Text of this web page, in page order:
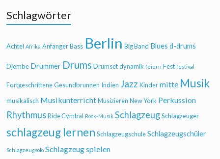
Schlagwörter
Achtel Afrika Anfänger Bass Berlin Big Band Blues d-drums
Djembe Drummer Drums Drumset dynamik feiern Fest festival
Fortgeschrittene Gesundbrunnen Indien Jazz Kinder mitte Musik
musikalisch Musikunterricht Musizieren New York Perkussion
Rhythmus Ride Cymbal Rock-Musik Schlagzeug Schlagzeuger
schlagzeug lernen Schlagzeugschule Schlagzeugschüler
Schlagzeugsolo Schlagzeug spielen